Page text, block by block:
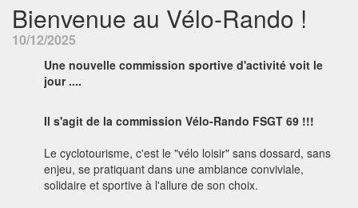
Bienvenue au Vélo-Rando !
10/12/2025
Une nouvelle commission sportive d'activité voit le
jour ....
Il s'agit de la commission Vélo-Rando FSGT 69 !!!
Le cyclotourisme, c'est le "vélo loisir" sans dossard, sans
enjeu, se pratiquant dans une ambiance conviviale,
solidaire et sportive à l'allure de son choix.